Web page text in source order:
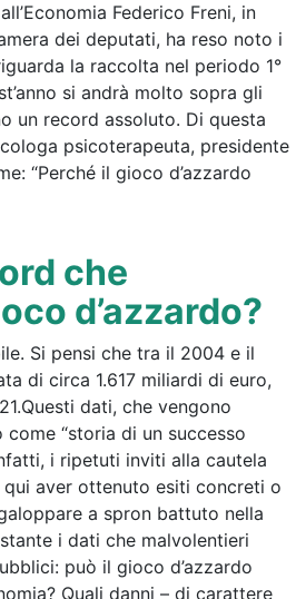
Federico Freni, in
dei deputati, ha reso noto i
la raccolta nel periodo 1°
si andrà molto sopra gli
un record assoluto. Di questa
psicoterapeuta, presidente
“Perché il gioco d’azzardo
che
d’azzardo?
Si pensi che tra il 2004 e il
di circa 1.617 miliardi di euro,
dati, che vengono
“storia di un successo
i ripetuti inviti alla cautela
aver ottenuto esiti concreti o
a spron battuto nella
i dati che malvolentieri
può il gioco d’azzardo
Quali danni – di carattere